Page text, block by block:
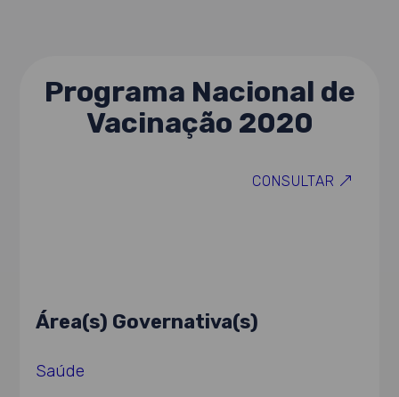
Programa Nacional de
Vacinação 2020
CONSULTAR
Área(s) Governativa(s)
Saúde